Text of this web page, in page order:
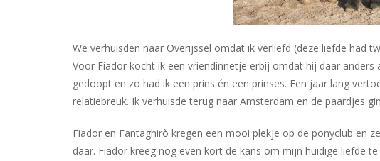
We verhuisden naar Overijssel omdat ik verliefd (deze liefde had
Voor Fiador kocht ik een vriendinnetje erbij omdat hij daar
gedoopt en zo had ik een prins én een prinses. Een jaar lang
relatiebreuk. Ik verhuisde terug naar Amsterdam en de paardjes
Fiador en Fantaghirò kregen een mooi plekje op de ponyclub en
daar. Fiador kreeg nog even kort de kans om mijn huidige liefde